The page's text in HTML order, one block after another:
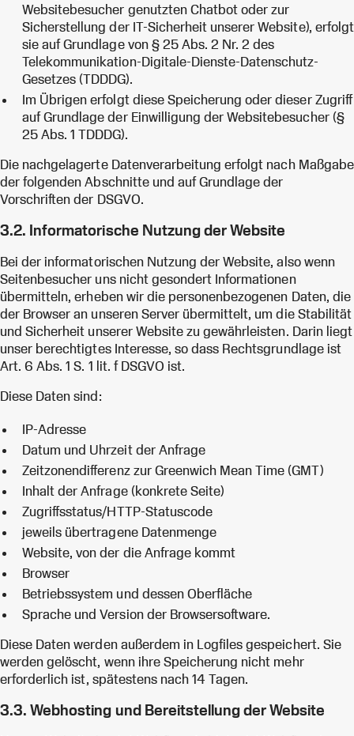
Websitebesucher genutzten Chatbot oder zur
Sicherstellung der IT-Sicherheit unserer Website), erfolgt
sie auf Grundlage von § 25 Abs. 2 Nr. 2 des
Telekommunikation-Digitale-Dienste-Datenschutz-
Gesetzes (TDDDG).
Im Übrigen erfolgt diese Speicherung oder dieser Zugriff
auf Grundlage der Einwilligung der Websitebesucher (§
25 Abs. 1 TDDDG).
Die nachgelagerte Datenverarbeitung erfolgt nach Maßgabe
der folgenden Abschnitte und auf Grundlage der
Vorschriften der DSGVO.
3.2. Informatorische Nutzung der Website
Bei der informatorischen Nutzung der Website, also wenn
Seitenbesucher uns nicht gesondert Informationen
übermitteln, erheben wir die personenbezogenen Daten, die
der Browser an unseren Server übermittelt, um die Stabilität
und Sicherheit unserer Website zu gewährleisten. Darin liegt
unser berechtigtes Interesse, so dass Rechtsgrundlage ist
Art. 6 Abs. 1 S. 1 lit. f DSGVO ist.
Diese Daten sind:
IP-Adresse
Datum und Uhrzeit der Anfrage
Zeitzonendifferenz zur Greenwich Mean Time (GMT)
Inhalt der Anfrage (konkrete Seite)
Zugriffsstatus/HTTP-Statuscode
jeweils übertragene Datenmenge
Website, von der die Anfrage kommt
Browser
Betriebssystem und dessen Oberfläche
Sprache und Version der Browsersoftware.
Diese Daten werden außerdem in Logfiles gespeichert. Sie
werden gelöscht, wenn ihre Speicherung nicht mehr
erforderlich ist, spätestens nach 14 Tagen.
3.3. Webhosting und Bereitstellung der Website